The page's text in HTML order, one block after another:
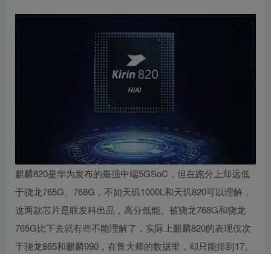
麒麟820是华为发布的最强中端5GSoC，但在跑分上却远低
于骁龙765G、768G，不如天玑1000L和天玑820可以理解，
这两款芯片是联发科出品，高分低能。被骁龙768G和骁龙
765G比下去就有些不能理解了，实际上麒麟820的表现仅次
于骁龙865和麒麟990，在鲁大师的数据里，却只能排到17。